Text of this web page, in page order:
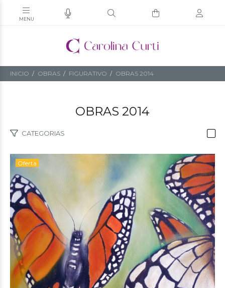
INICIO OBRAS FIGURATIVO OBRAS 2014
OBRAS 2014
CATEGORIAS
Oferta